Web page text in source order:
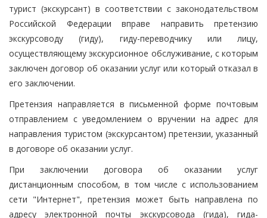
турист (экскурсант) в соответствии с законодательством
Российской Федерации вправе направить претензию
экскурсоводу (гиду), гиду-переводчику или лицу,
осуществляющему экскурсионное обслуживание, с которым
заключен договор об оказании услуг или который отказал в
его заключении.
Претензия направляется в письменной форме почтовым
отправлением с уведомлением о вручении на адрес для
направления туристом (экскурсантом) претензии, указанный
в договоре об оказании услуг.
При заключении договора об оказании услуг
дистанционным способом, в том числе с использованием
сети "Интернет", претензия может быть направлена по
адресу электронной почты экскурсовода (гида), гида-